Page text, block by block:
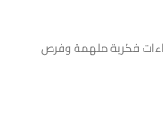
برج الجوزاء السبت 25 أبريل 2026. لقاءات فكرية ملهمة وفرص